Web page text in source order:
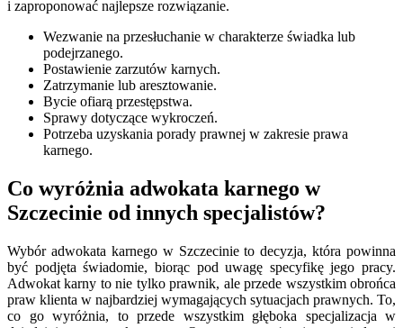
i zaproponować najlepsze rozwiązanie.
Wezwanie na przesłuchanie w charakterze świadka lub
podejrzanego.
Postawienie zarzutów karnych.
Zatrzymanie lub aresztowanie.
Bycie ofiarą przestępstwa.
Sprawy dotyczące wykroczeń.
Potrzeba uzyskania porady prawnej w zakresie prawa
karnego.
Co wyróżnia adwokata karnego w
Szczecinie od innych specjalistów?
Wybór adwokata karnego w Szczecinie to decyzja, która powinna
być podjęta świadomie, biorąc pod uwagę specyfikę jego pracy.
Adwokat karny to nie tylko prawnik, ale przede wszystkim obrońca
praw klienta w najbardziej wymagających sytuacjach prawnych. To,
co go wyróżnia, to przede wszystkim głęboka specjalizacja w